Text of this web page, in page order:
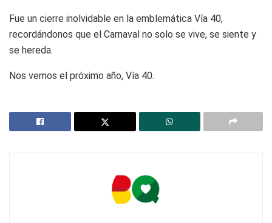
Fue un cierre inolvidable en la emblemática Vía 40,
recordándonos que el Carnaval no solo se vive, se siente y
se hereda.
Nos vemos el próximo año, Vía 40.